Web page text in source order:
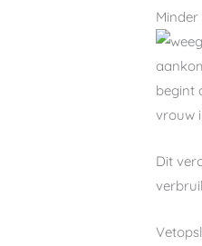
begint
vrouw
Dit